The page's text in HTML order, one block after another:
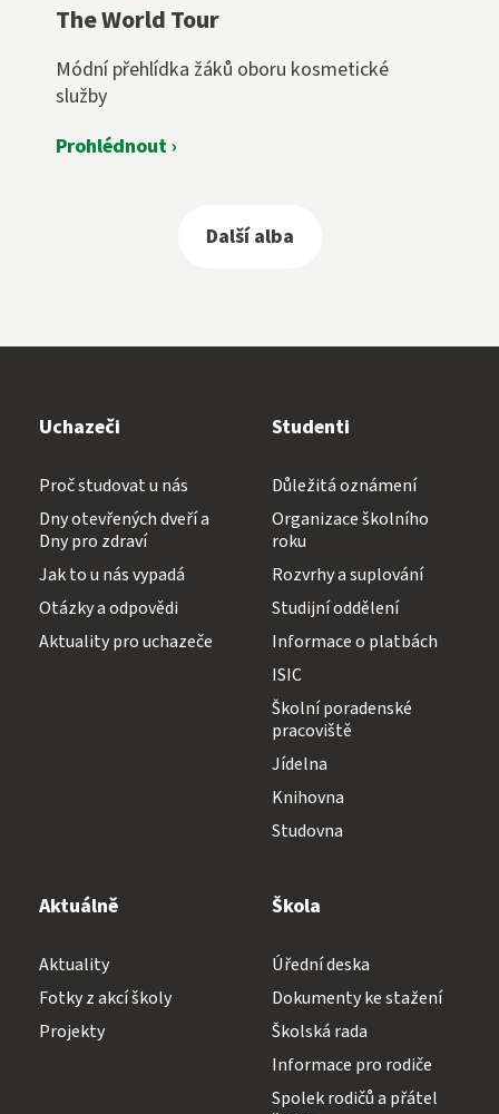
The World Tour
Módní přehlídka žáků oboru kosmetické
služby
Prohlédnout ›
Další alba
Uchazeči
Proč studovat u nás
Dny otevřených dveří a
Dny pro zdraví
Jak to u nás vypadá
Otázky a odpovědi
Aktuality pro uchazeče
Studenti
Důležitá oznámení
Organizace školního
roku
Rozvrhy a suplování
Studijní oddělení
Informace o platbách
ISIC
Školní poradenské
pracoviště
Jídelna
Knihovna
Studovna
Aktuálně
Aktuality
Fotky z akcí školy
Projekty
Škola
Úřední deska
Dokumenty ke stažení
Školská rada
Informace pro rodiče
Spolek rodičů a přátel